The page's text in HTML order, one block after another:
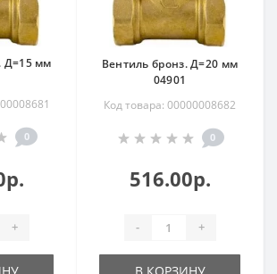
Д=15 мм
0
+
Вентиль бронз. Д=20 мм
04901
Код товара: 00000008682
0
516.00р.
- +
В КОРЗИНУ